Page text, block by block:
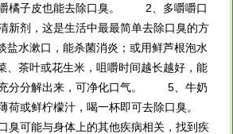
嚼橘子皮也能去除口臭。 2、多嚼嚼口
新剂，这是生活中最最简单去除口臭的方
漱口，能杀菌消炎；或用鲜芦根泡水
叶或花生米，咀嚼时间越长越好，能
充分分解出来，可净化口气。 5、牛奶
荷或鲜柠檬汁，喝一杯即可去除口臭。
可能与身体上的其他疾病相关，找到疾